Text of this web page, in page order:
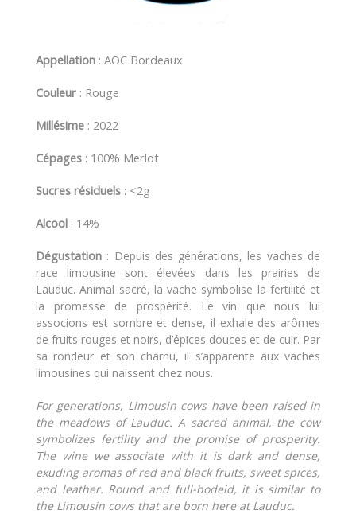
Appellation : AOC Bordeaux
Couleur : Rouge
Millésime : 2022
Cépages : 100% Merlot
Sucres résiduels : <2g
Alcool : 14%
Dégustation : Depuis des générations, les vaches de
race limousine sont élevées dans les prairies de
Lauduc. Animal sacré, la vache symbolise la fertilité et
la promesse de prospérité. Le vin que nous lui
associons est sombre et dense, il exhale des arômes
de fruits rouges et noirs, d’épices douces et de cuir. Par
sa rondeur et son charnu, il s’apparente aux vaches
limousines qui naissent chez nous.
For generations, Limousin cows have been raised in
the meadows of Lauduc. A sacred animal, the cow
symbolizes fertility and the promise of prosperity.
The wine we associate with it is dark and dense,
exuding aromas of red and black fruits, sweet spices,
and leather. Round and full-bodeid, it is similar to
the Limousin cows that are born here at Lauduc.